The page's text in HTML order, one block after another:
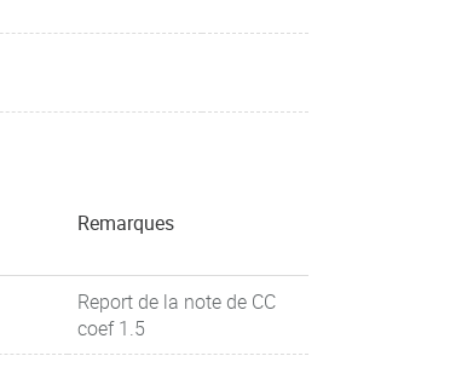
Remarques
Report de la note de CC
coef 1.5